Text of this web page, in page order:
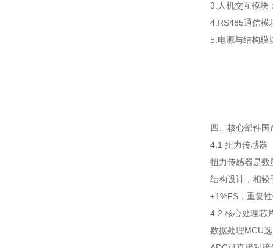
3.人机交互模块
4.RS485通信模
5.电源与结构模
四、核心部件国
4.1 扭力传感器
扭力传感器是数
结构设计，相较
±1%FS，重复
4.2 核心处理芯
数据处理MCU